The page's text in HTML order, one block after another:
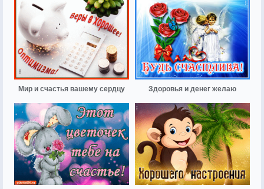
Мир и счастья вашему сердцу Здоровья и денег желаю